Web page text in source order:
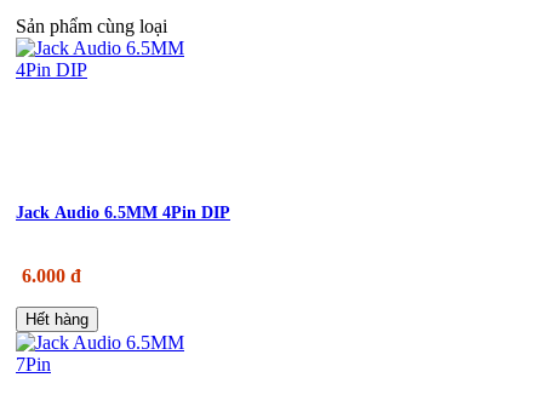
Sản phẩm cùng loại
Jack Audio 6.5MM 4Pin DIP
6.000 đ
Hết hàng